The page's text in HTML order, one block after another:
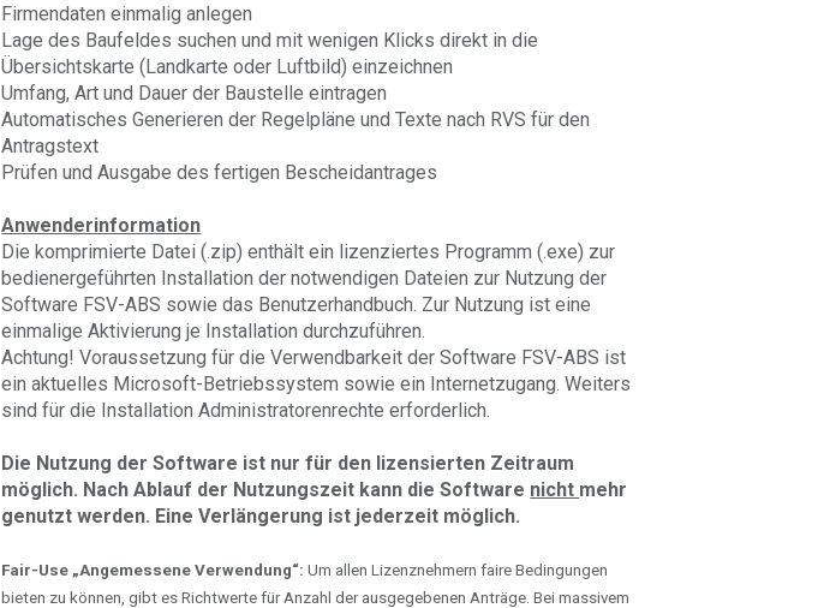
Firmendaten einmalig anlegen
Lage des Baufeldes suchen und mit wenigen Klicks direkt in die
Übersichtskarte (Landkarte oder Luftbild) einzeichnen
Umfang, Art und Dauer der Baustelle eintragen
Automatisches Generieren der Regelpläne und Texte nach RVS für den
Antragstext
Prüfen und Ausgabe des fertigen Bescheidantrages
Anwenderinformation
Die komprimierte Datei (.zip) enthält ein lizenziertes Programm (.exe) zur
bedienergeführten Installation der notwendigen Dateien zur Nutzung der
Software FSV-ABS sowie das Benutzerhandbuch. Zur Nutzung ist eine
einmalige Aktivierung je Installation durchzuführen.
Achtung! Voraussetzung für die Verwendbarkeit der Software FSV-ABS ist
ein aktuelles Microsoft-Betriebssystem sowie ein Internetzugang. Weiters
sind für die Installation Administratorenrechte erforderlich.
Die Nutzung der Software ist nur für den lizensierten Zeitraum
möglich. Nach Ablauf der Nutzungszeit kann die Software nicht mehr
genutzt werden. Eine Verlängerung ist jederzeit möglich.
Fair-Use „Angemessene Verwendung“: Um allen Lizenznehmern faire Bedingungen
bieten zu können, gibt es Richtwerte für Anzahl der ausgegebenen Anträge. Bei massivem